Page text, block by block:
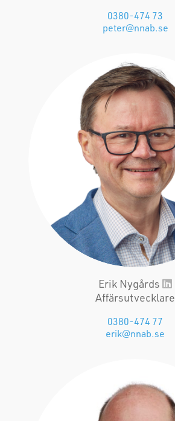
0380-474 73
peter@nnab.se
Erik Nygårds
Affärsutvecklare
0380-474 77
erik@nnab.se